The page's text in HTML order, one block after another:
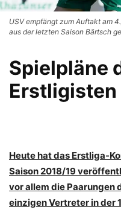
USV empfängt zum Auftakt am
aus der letzten Saison Bärtsch
Spielpläne
Heute hat das Erstliga-
Saison 2018/19
vor allem die Paarungen
einzigen Vertreter in der